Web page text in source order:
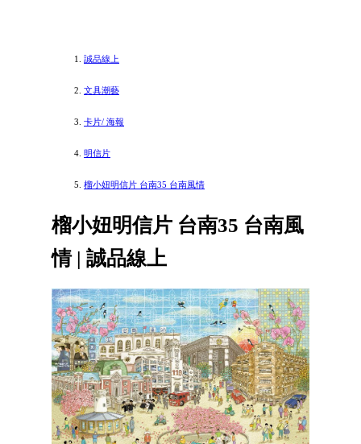
誠品線上
文具潮藝
卡片/ 海報
明信片
榴小妞明信片 台南35 台南風情
榴小妞明信片 台南35 台南風
情 | 誠品線上